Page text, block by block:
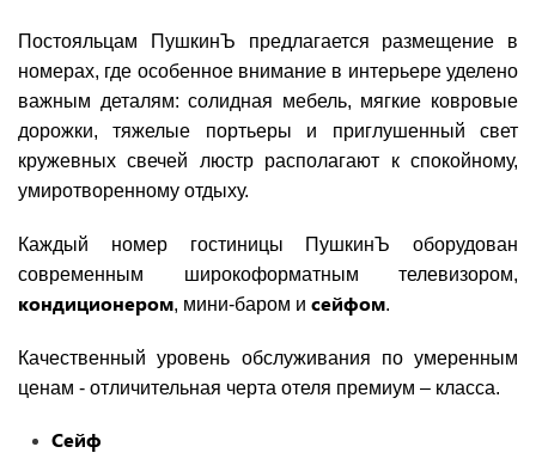
Постояльцам ПушкинЪ предлагается размещение в
номерах, где особенное внимание в интерьере уделено
важным деталям: солидная мебель, мягкие ковровые
дорожки, тяжелые портьеры и приглушенный свет
кружевных свечей люстр располагают к спокойному,
умиротворенному отдыху.
Каждый номер гостиницы ПушкинЪ оборудован
современным широкоформатным телевизором,
кондиционером, мини-баром и сейфом.
Качественный уровень обслуживания по умеренным
ценам - отличительная черта отеля премиум – класса.
Сейф